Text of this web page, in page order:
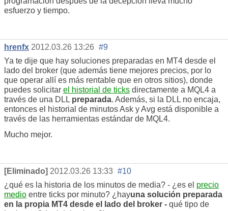
esfuerzo y tiempo.
hrenfx 2012.03.26 13:26 #9
Ya te dije que hay soluciones preparadas en MT4 desde el
lado del broker (que además tiene mejores precios, por lo
que operar allí es más rentable que en otros sitios), donde
puedes solicitar el historial de ticks directamente a MQL4 a
través de una DLL preparada. Además, si la DLL no encaja,
entonces el historial de minutos Ask y Avg está disponible a
través de las herramientas estándar de MQL4.
Mucho mejor.
[Eliminado] 2012.03.26 13:33 #10
¿qué es la historia de los minutos de media? - ¿es el precio
medio entre ticks por minuto? ¿hayuna solución preparada
en la propia MT4 desde el lado del broker - qué tipo de